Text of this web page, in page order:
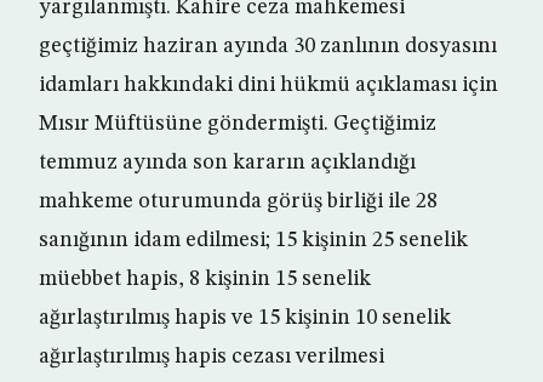
yargılanmıştı. Kahire ceza mahkemesi
geçtiğimiz haziran ayında 30 zanlının dosyasını
idamları hakkındaki dini hükmü açıklaması için
Mısır Müftüsüne göndermişti. Geçtiğimiz
temmuz ayında son kararın açıklandığı
mahkeme oturumunda görüş birliği ile 28
sanığının idam edilmesi; 15 kişinin 25 senelik
müebbet hapis, 8 kişinin 15 senelik
ağırlaştırılmış hapis ve 15 kişinin 10 senelik
ağırlaştırılmış hapis cezası verilmesi